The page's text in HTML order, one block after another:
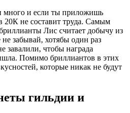
много и если ты приложишь
20К не составит труда. Самым
Лис считает добычу из
не забывай, хотябы один раз
завалили, чтобы награда
Помимо бриллиантов в этих
которые никак не будут
гильдии и